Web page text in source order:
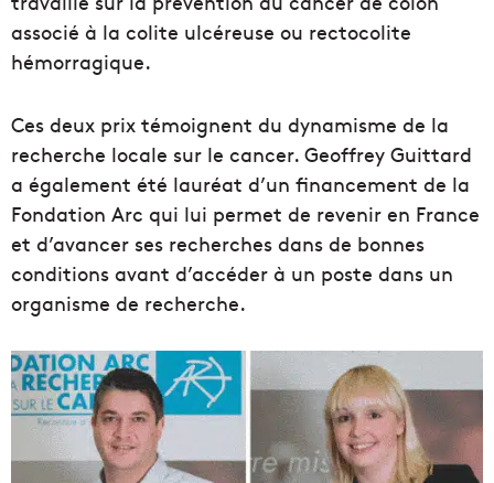
associé à la colite ulcéreuse ou rectocolite
hémorragique.
Ces deux prix témoignent du dynamisme de la
recherche locale sur le cancer. Geoffrey Guittard
a également été lauréat d’un financement de la
Fondation Arc qui lui permet de revenir en France
et d’avancer ses recherches dans de bonnes
conditions avant d’accéder à un poste dans un
organisme de recherche.